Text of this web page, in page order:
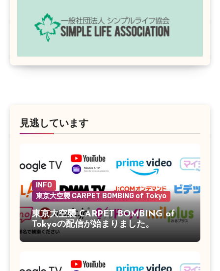
見逃しています
INFO
東京大空襲 CARPET BOMBING of Tokyo
東京大空襲 CARPET BOMBING of
Tokyoの配信が始まりました。